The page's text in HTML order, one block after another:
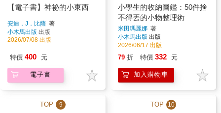
【電子書】神祕的小東西
安迪．J．比薩 著
小木馬出版 出版
2026/07/08 出版
特價 400 元
電子書
小學生的收納圖鑑：50件捨
不得丟的小物整理術
米田瑪麗娜 著
小木馬出版 出版
2026/06/17 出版
79 折 特價 332 元
加入購物車
TOP 9 TOP 10